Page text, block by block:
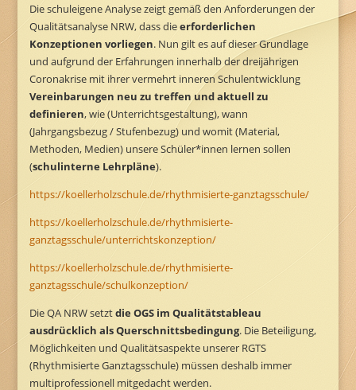
Die schuleigene Analyse zeigt gemäß den Anforderungen der
Qualitätsanalyse NRW, dass dieerforderlichen
Konzeptionen vorliegen. Nun gilt es auf dieser Grundlage
und aufgrund der Erfahrungen innerhalb der dreijährigen
Coronakrise mit ihrer vermehrt inneren Schulentwicklung
Vereinbarungen neu zu treffen und aktuell zu
definieren, wie (Unterrichtsgestaltung), wann
(Jahrgangsbezug / Stufenbezug) und womit (Material,
Methoden, Medien) unsere Schüler*innen lernen sollen
(schulinterne Lehrpläne).
https://koellerholzschule.de/rhythmisierte-ganztagsschule/
https://koellerholzschule.de/rhythmisierte-
ganztagsschule/unterrichtskonzeption/
https://koellerholzschule.de/rhythmisierte-
ganztagsschule/schulkonzeption/
Die QA NRW setztdie OGS im Qualitätstableau
ausdrücklich als Querschnittsbedingung. Die Beteiligung,
Möglichkeiten und Qualitätsaspekte unserer RGTS
(Rhythmisierte Ganztagsschule) müssen deshalb immer
multiprofessionell mitgedacht werden.